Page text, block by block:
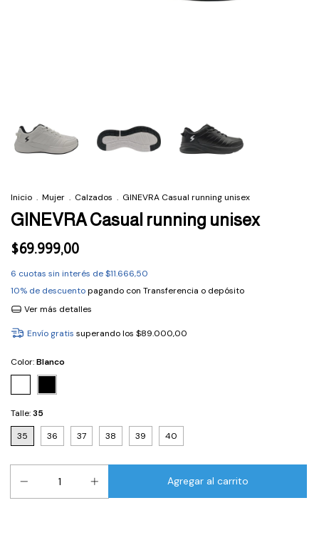
Inicio . Mujer . Calzados . GINEVRA Casual running unisex
GINEVRA Casual running unisex
$69.999,00
6 cuotas sin interés de$11.666,50
10% de descuentopagando con Transferencia o depósito
Ver más detalles
Envío gratis superando los $89.000,00
Color:Blanco
Talle:35
35
36 37 38 39 40